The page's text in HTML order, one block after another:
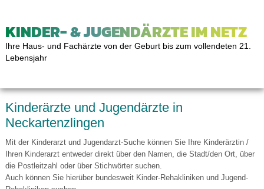
KINDER- & JUGENDÄRZTE IM NETZ
Ihre Haus- und Fachärzte von der Geburt bis zum vollendeten 21.
Lebensjahr
Kinderärzte und Jugendärzte in
Neckartenzlingen
Mit der Kinderarzt und Jugendarzt-Suche können Sie Ihre Kinderärztin /
Ihren Kinderarzt entweder direkt über den Namen, die Stadt/den Ort, über
die Postleitzahl oder über Stichwörter suchen.
Auch können Sie hierüber bundesweit Kinder-Rehakliniken und Jugend-